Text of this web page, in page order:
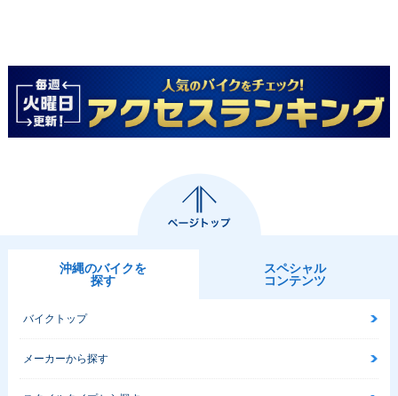
沖縄のバイクを
探す
スペシャル
コンテンツ
バイクトップ
メーカーから探す